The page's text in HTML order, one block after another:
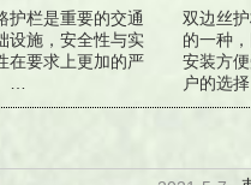
护栏是重要的交通
设施，安全性与实
在要求上更加的严
双边丝护
的一种，
安装方便
户的选择…